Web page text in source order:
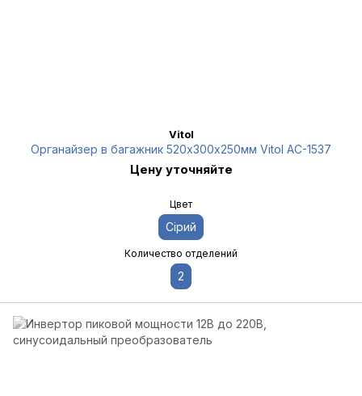
Vitol
Органайзер в багажник 520х300х250мм Vitol AC-1537
Цену уточняйте
Цвет
Сірий
Количество отделений
2